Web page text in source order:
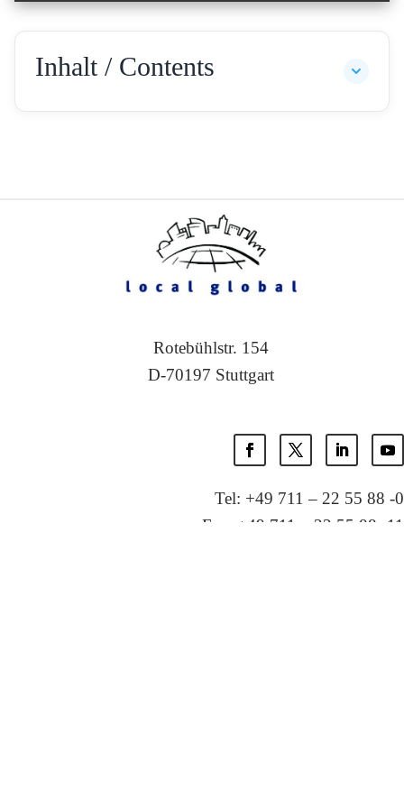
Inhalt / Contents
Rotebühlstr. 154
D-70197 Stuttgart
Tel: +49 711 – 22 55 88 -0
Fax: +49 711 – 22 55 88 -11